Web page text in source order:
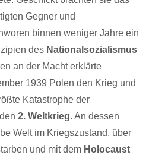
Gegner und
binnen weniger Jahre ein
des Nationalsozialismus
an der Macht erklärte
1939 Polen den Krieg und
Katastrophe der
2. Weltkrieg. An dessen
Welt im Kriegszustand, über
und mit dem Holocaust